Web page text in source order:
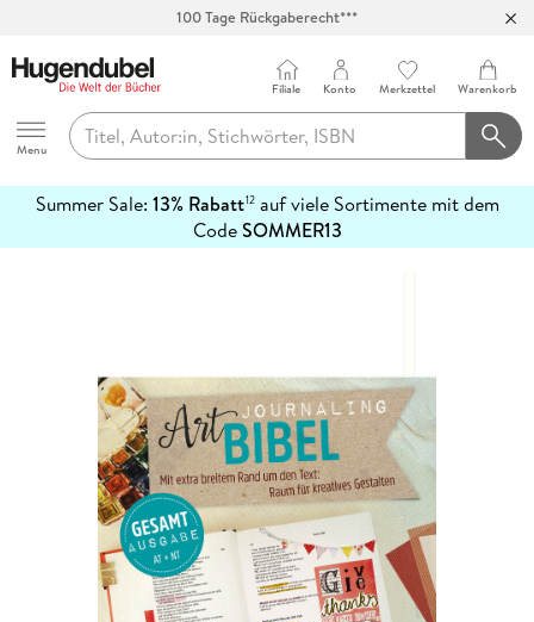
100 Tage Rückgaberecht***
Hugendubel
Menu
Filiale Konto Merkzettel Warenkorb
Summer Sale: 13% Rabatt12auf viele Sortimente mit dem
CodeSOMMER13
erfahren